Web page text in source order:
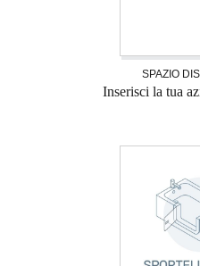
SPAZIO
Inserisci la tua